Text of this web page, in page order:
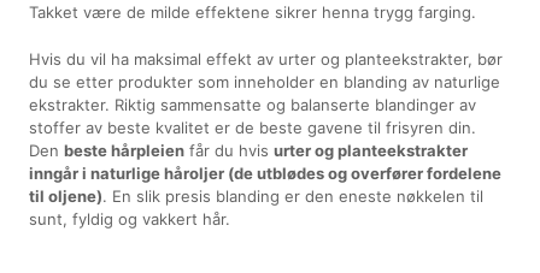
Takket være de milde effektene sikrer henna trygg farging.
Hvis du vil ha maksimal effekt av urter og planteekstrakter, bør
du se etter produkter som inneholder en blanding av naturlige
ekstrakter. Riktig sammensatte og balanserte blandinger av
stoffer av beste kvalitet er de beste gavene til frisyren din.
Denbeste hårpleien får du hvisurter og planteekstrakter
inngår i naturlige håroljer (de utblødes og overfører fordelene
til oljene). En slik presis blanding er den eneste nøkkelen til
sunt, fyldig og vakkert hår.